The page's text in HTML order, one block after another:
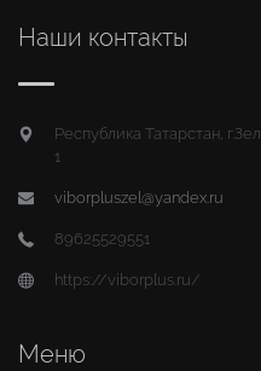
Наши контакты
Республика Татарстан,
1
viborpluszel@yandex.ru
89625529551
https://viborplus.ru/
Меню